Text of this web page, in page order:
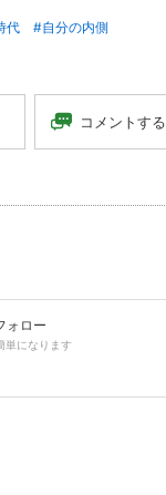
代 #自分の内側
コメントする
ォロー
単になります